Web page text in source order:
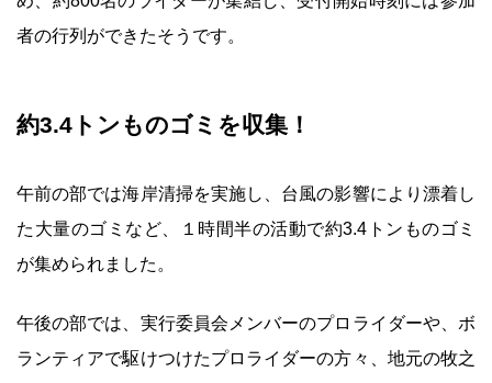
者の行列ができたそうです。
約3.4トンものゴミを収集！
午前の部では海岸清掃を実施し、台風の影響により漂着し
た大量のゴミなど、１時間半の活動で約3.4トンものゴミ
が集められました。
午後の部では、実行委員会メンバーのプロライダーや、ボ
ランティアで駆けつけたプロライダーの方々、地元の牧之